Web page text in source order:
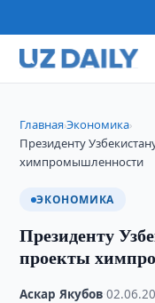
Главная›Экономика›
Президенту
химпромышленности
ЭКОНОМИКА
Президенту
проекты
Аскар Якубов ·